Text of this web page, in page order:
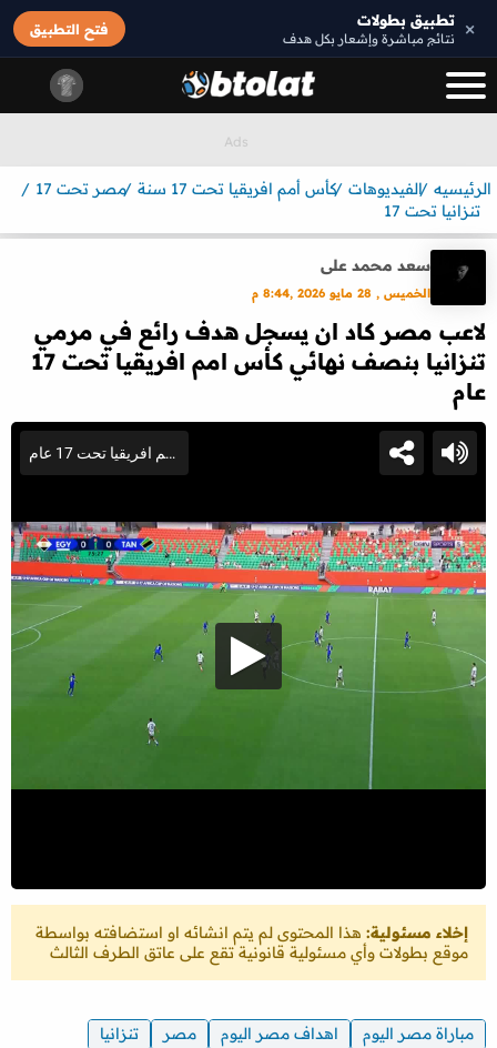
× تطبيق بطولات
نتائج مباشرة وإشعار بكل هدف
فتح التطبيق
الرئيسيه الفيديوهات كأس أمم افريقيا تحت 17 سنة
مصر تحت 17
تنزانيا تحت 17
سعد محمد على
الخميس , 28 مايو 2026 ,8:44 م
لاعب مصر كاد ان يسجل هدف رائع في مرمي
تنزانيا بنصف نهائي كأس امم افريقيا تحت 17
عام
إخلاء مسئولية: هذا المحتوى لم يتم انشائه او استضافته بواسطة
موقع بطولات وأي مسئولية قانونية تقع على عاتق الطرف الثالث
مباراة مصر اليوم اهداف مصر اليوم مصر
تنزانيا